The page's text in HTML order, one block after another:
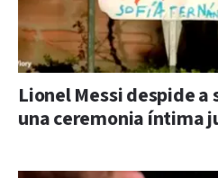
Lionel Messi despide a
una ceremonia íntima